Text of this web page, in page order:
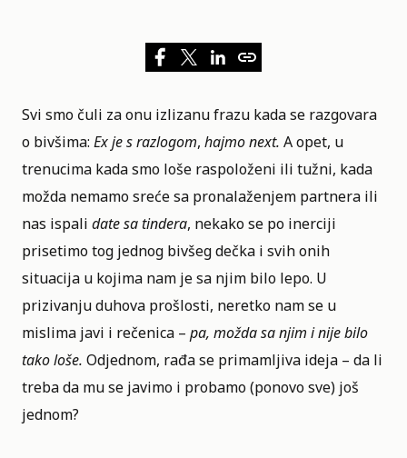
Svi smo čuli za onu izlizanu frazu kada se razgovara
o bivšima: Ex je s razlogom, hajmo next. A opet, u
trenucima kada smo loše raspoloženi ili tužni, kada
možda nemamo sreće sa pronalaženjem partnera ili
nas ispali date sa tindera, nekako se po inerciji
prisetimo tog jednog bivšeg dečka i svih onih
situacija u kojima nam je sa njim bilo lepo. U
prizivanju duhova prošlosti, neretko nam se u
mislima javi i rečenica – pa, možda sa njim i nije bilo
tako loše. Odjednom, rađa se primamljiva ideja – da li
treba da mu se javimo i probamo (ponovo sve) još
jednom?